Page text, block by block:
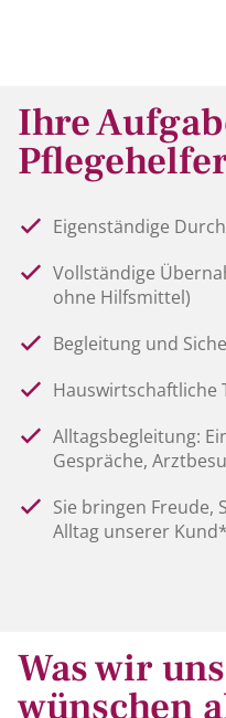
Ihre
Eigenständige
Vollständige
ohne Hilfsmittel)
Begleitung und
Hauswirtschaftliche
Alltagsbegleitung:
Gespräche,
Sie bringen Freude,
Alltag unserer
Was wir
wünschen